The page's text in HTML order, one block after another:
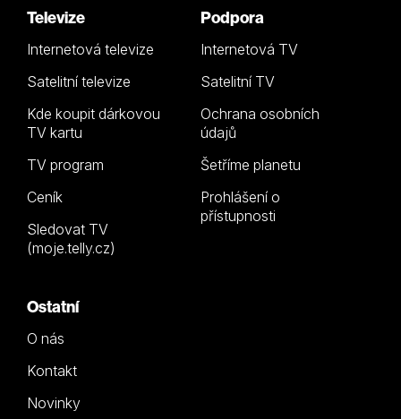
Televize
Internetová televize
Satelitní televize
Kde koupit dárkovou
TV kartu
TV program
Ceník
Sledovat TV
(moje.telly.cz)
Podpora
Internetová TV
Satelitní TV
Ochrana osobních
údajů
Šetříme planetu
Prohlášení o
přístupnosti
Ostatní
O nás
Kontakt
Novinky